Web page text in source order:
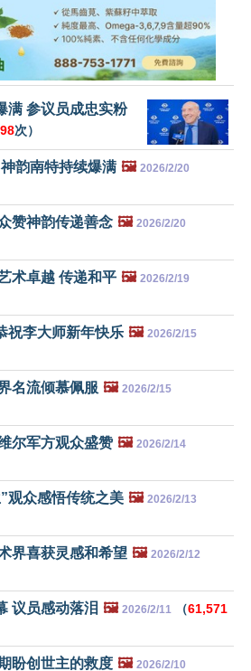
满 参议员成忠实粉
次）
韵南特持续爆满 🖼️ 2026/2/20
赞神韵传递善念 🖼️ 2026/2/20
术卓越 传递和平 🖼️ 2026/2/19
祝李大师新年快乐 🖼️ 2026/2/15
名流倾慕佩服 🖼️ 2026/2/15
尔军方观众盛赞 🖼️ 2026/2/14
观众感悟传统之美 🖼️ 2026/2/13
界喜获灵感和希望 🖼️ 2026/2/12
议员感动落泪 🖼️ 2026/2/11 （61,571
盼创世主的救度 🖼️ 2026/2/10